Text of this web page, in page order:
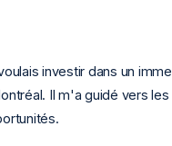
investir dans un
Il m'a guidé vers les